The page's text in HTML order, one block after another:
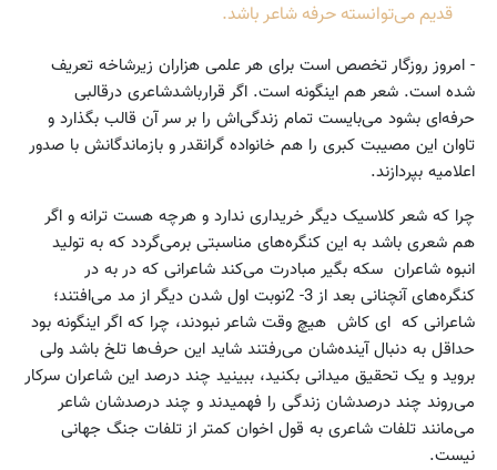
قدیم می‌توانسته حرفه شاعر باشد.
- امروز روزگار تخصص است برای هر علمی هزاران زیرشاخه تعریف
شده است. شعر هم اینگونه است. اگر قرارباشدشاعری در‌قالبی
حرفه‌ای بشود می‌بایست تمام زندگی‌اش را بر سر آن قالب بگذارد و
تاوان این مصیبت کبری را هم خانواده گرانقدر و بازماندگانش با صدور
اعلامیه بپردازند.
چرا که شعر کلاسیک دیگر خریداری ندارد و هرچه هست ترانه و اگر
هم شعری باشد به این کنگره‌های مناسبتی برمی‌گردد که به تولید
انبوه شاعران سکه بگیر مبادرت می‌کند شاعرانی که در به در
کنگره‌های آنچنانی بعد از 3- 2نوبت اول شدن دیگر از مد می‌افتند؛
شاعرانی که ای کاش هیچ وقت شاعر نبودند، چرا که اگر اینگونه بود
حداقل به دنبال آینده‌شان می‌رفتند شاید این حرف‌ها تلخ باشد ولی
بروید و یک تحقیق میدانی بکنید، ببینید چند درصد این شاعران سرکار
می‌روند چند درصدشان زندگی را فهمیدند و چند درصدشان شاعر
می‌مانند تلفات شاعری به قول اخوان کمتر از تلفات جنگ جهانی
نیست.